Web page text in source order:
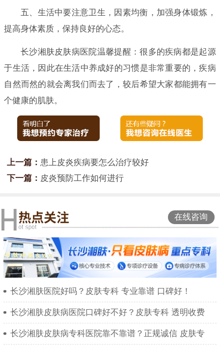
五、生活中要注意卫生，因素均衡，加强身体锻炼，
提高身体素质，保持良好的心态。
长沙湘肤皮肤病医院温馨提醒：很多的疾病都是起源
于生活，因此在生活中养成好的习惯是非常重要的，疾病
自然而然的就会离我们而去了，较后希望大家都能拥有一
个健康的肌肤。
上一篇： 患上皮炎疾病要怎么治疗较好
下一篇： 皮炎预防工作如何进行
在线咨询
长沙湘肤医院好吗？皮肤专科 专业靠谱 口碑好！
长沙湘肤皮肤病医院口碑好不好？皮肤专科 透明收费
长沙湘肤皮肤病专科医院靠不靠谱？正规诚信 皮肤专